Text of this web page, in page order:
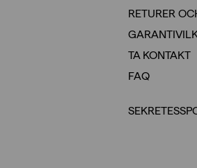
RETURER
TA KONTAKT
FAQ